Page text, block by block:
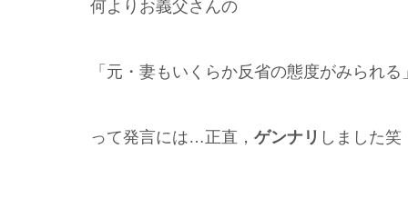
何よりお義父さんの
「元・妻もいくらか反省の態度がみられる
って発言には…正直， ゲンナリ しました笑